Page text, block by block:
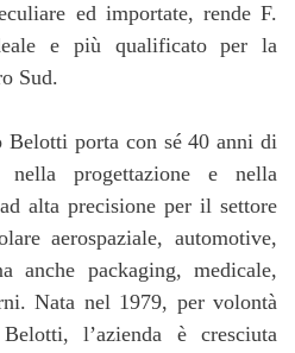
ed importate, rende F.
e più qualificato per la
Sud.
porta con sé 40 anni di
progettazione e nella
alta precisione per il settore
aerospaziale, automotive,
anche packaging, medicale,
Nata nel 1979, per volontà
l’azienda è cresciuta